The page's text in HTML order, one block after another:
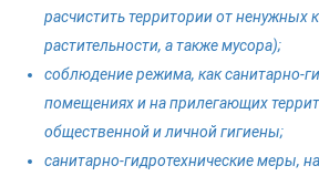
расчистить территории от ненужных
растительности, а также мусора);
соблюдение режима, как санитарно-
помещениях и на прилегающих
общественной и личной гигиены;
санитарно-гидротехнические меры,